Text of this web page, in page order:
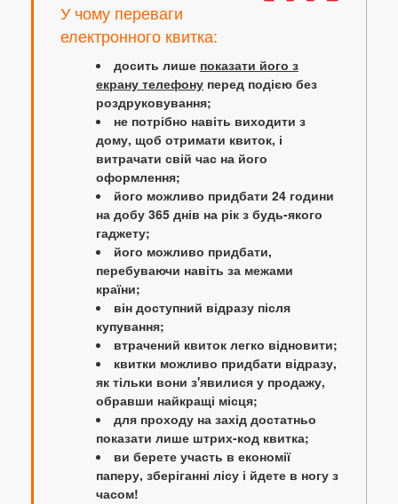
У чому переваги
електронного квитка:
досить лише показати його з
екрану телефону перед подією без
роздруковування;
не потрібно навіть виходити з
дому, щоб отримати квиток, і
витрачати свій час на його
оформлення;
його можливо придбати 24 години
на добу 365 днів на рік з будь-якого
гаджету;
його можливо придбати,
перебуваючи навіть за межами
країни;
він доступний відразу після
купування;
втрачений квиток легко відновити;
квитки можливо придбати відразу,
як тільки вони з'явилися у продажу,
обравши найкращі місця;
для проходу на захід достатньо
показати лише штрих-код квитка;
ви берете участь в економії
паперу, зберіганні лісу і йдете в ногу з
часом!